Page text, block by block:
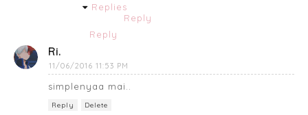
Replies
Reply
Reply
Ri.
11/06/2016 11:53 PM
simplenyaa mai..
Reply Delete